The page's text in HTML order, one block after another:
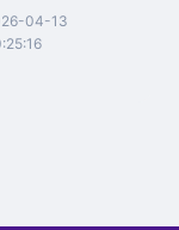
04-13